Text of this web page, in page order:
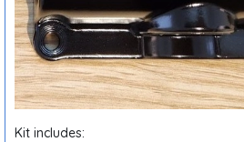
Kit includes: